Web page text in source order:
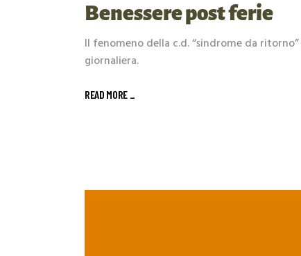
Benessere post ferie
Il fenomeno della c.d. “sindrome da
giornaliera.
READ MORE _